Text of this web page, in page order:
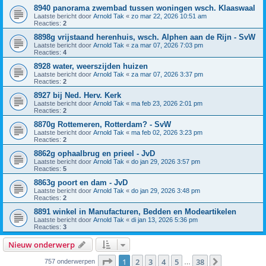
8940 panorama zwembad tussen woningen wsch. Klaaswaal
Laatste bericht door Arnold Tak « zo mar 22, 2026 10:51 am
Reacties: 2
8898g vrijstaand herenhuis, wsch. Alphen aan de Rijn - SvW
Laatste bericht door Arnold Tak « za mar 07, 2026 7:03 pm
Reacties: 4
8928 water, weerszijden huizen
Laatste bericht door Arnold Tak « za mar 07, 2026 3:37 pm
Reacties: 2
8927 bij Ned. Herv. Kerk
Laatste bericht door Arnold Tak « ma feb 23, 2026 2:01 pm
Reacties: 2
8870g Rottemeren, Rotterdam? - SvW
Laatste bericht door Arnold Tak « ma feb 02, 2026 3:23 pm
Reacties: 2
8862g ophaalbrug en prieel - JvD
Laatste bericht door Arnold Tak « do jan 29, 2026 3:57 pm
Reacties: 5
8863g poort en dam - JvD
Laatste bericht door Arnold Tak « do jan 29, 2026 3:48 pm
Reacties: 2
8891 winkel in Manufacturen, Bedden en Modeartikelen
Laatste bericht door Arnold Tak « di jan 13, 2026 5:36 pm
Reacties: 3
Nieuw onderwerp
757 onderwerpen Pagina van 38
1 2 3 4 5 38